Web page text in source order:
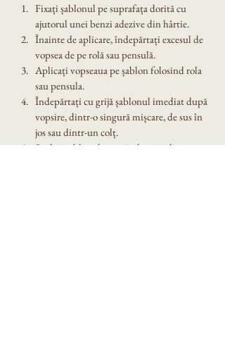
Fixați șablonul pe suprafața dorită cu
ajutorul unei benzi adezive din hârtie.
Înainte de aplicare, îndepărtați excesul de
vopsea de pe rolă sau pensulă.
Aplicați vopseaua pe șablon folosind rola
sau pensula.
Îndepărtați cu grijă șablonul imediat după
vopsire, dintr-o singură mișcare, de sus în
jos sau dintr-un colț.
Spălați șablonul cu grijă după utilizare.